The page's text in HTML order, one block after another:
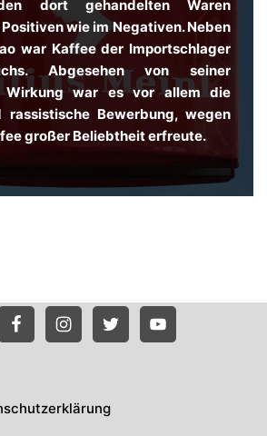
dort gehandelten Waren
wie im Negativen. Neben
war Kaffee der Importschlager
Abgesehen von seiner
Wirkung war es vor allem die
rassistische Bewerbung, wegen
großer Beliebtheit erfreute.